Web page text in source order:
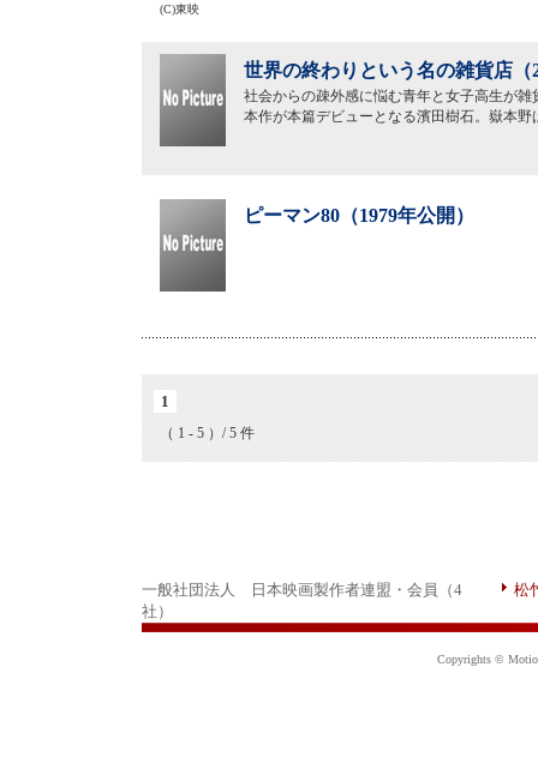
(C)東映
世界の終わりという名の雑貨店（
社会からの疎外感に悩む青年と女子高生が
本作が本篇デビューとなる濱田樹石。嶽本
ピーマン80（1979年公開）
1
（ 1 - 5 ）/ 5 件
一般社団法人 日本映画製作者連盟・会員（4
社）
松
Copyrights ©